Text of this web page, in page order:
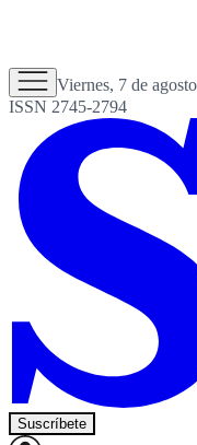
Viernes, 7 de
ISSN 2745-2794
Suscríbete